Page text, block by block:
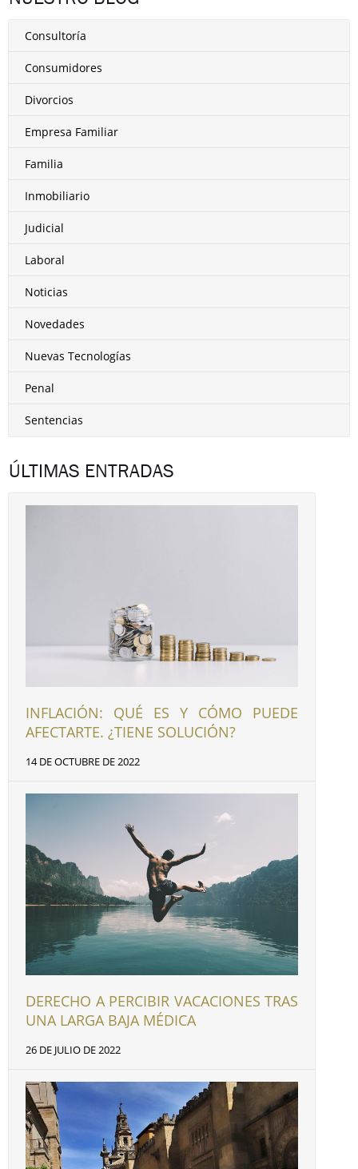
Consultoría
Consumidores
Divorcios
Empresa Familiar
Familia
Inmobiliario
Judicial
Laboral
Noticias
Novedades
Nuevas Tecnologías
Penal
Sentencias
ÚLTIMAS ENTRADAS
INFLACIÓN: QUÉ ES Y CÓMO PUEDE
AFECTARTE. ¿TIENE SOLUCIÓN?
14 DE OCTUBRE DE 2022
DERECHO A PERCIBIR VACACIONES TRAS
UNA LARGA BAJA MÉDICA
26 DE JULIO DE 2022